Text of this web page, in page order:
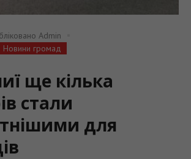
Admin
Новини громад
ще кілька
стали
для